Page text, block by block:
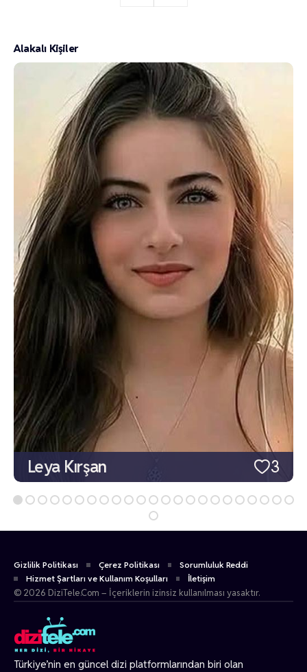
Alakalı Kişiler
3
Leya Kırşan
Türkiye’nin en güncel dizi platformlarından biri olan
Gizlilik Politikası Çerez Politikası
Sorumluluk Reddi
Hizmet Şartları ve Kullanım Koşulları
İletişim
© 2026 DiziTele.Com – İçeriklerin izinsiz kullanılması yasaktır.